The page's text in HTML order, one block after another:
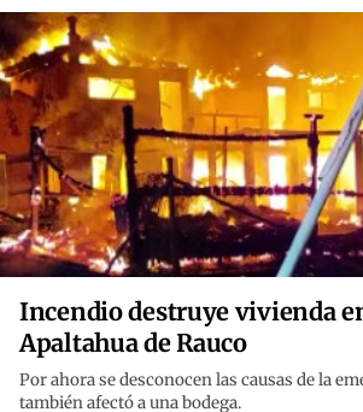
Incendio destruye vivienda
Apaltahua de Rauco
Por ahora se desconocen las causas de la
también afectó a una bodega.